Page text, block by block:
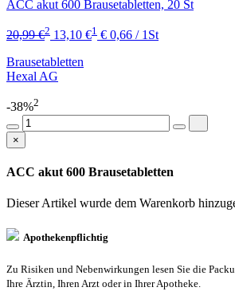
ACC akut 600 Brausetabletten, 20 St
20,99 €2 13,10 €1 € 0,66 / 1St
Brausetabletten
Hexal AG
-38%2
×
ACC akut 600 Brausetabletten
Dieser Artikel wurde dem Warenkorb
Apothekenpflichtig
Zu Risiken und Nebenwirkungen lesen Sie die
Ihre Ärztin, Ihren Arzt oder in Ihrer Apotheke.